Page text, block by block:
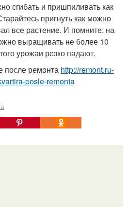
сгибать и пришпиливать как
пригнуть как можно
все растение. И помните: на
выращивать не более 10
урожаи резко падают.
после ремонта http://remont.ru-
posle-remonta